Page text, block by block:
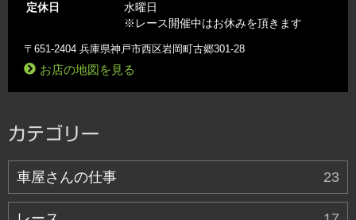
定休日
水曜日
※レース開催中はお休みを頂きます
〒651-2404 兵庫県神戸市西区岩岡町古郷301-28
お店の地図を見る
カテゴリー
車屋さんの仕事 23